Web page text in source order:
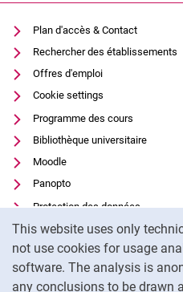
This website uses only
not use cookies for usage
software. The analysis is
any conclusions to be drawn
Plan d'accès & Contact
Rechercher des établissements
Offres d'emploi
Cookie settings
Programme des cours
Bibliothèque universitaire
Moodle
Panopto
Protection des données
Accessibilité
Utilisation transparente de l'IA
Mentions légales